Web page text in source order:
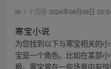
1 个回答 2024年08月09日
寒宝小说
为您找到以下与寒宝相关的
宝是一个角色。比如在某部
爵。寒宝曾在一些场景中有